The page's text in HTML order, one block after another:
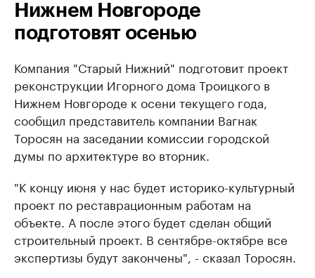
Нижнем Новгороде
подготовят осенью
Компания "Старый Нижний" подготовит проект
реконструкции Игорного дома Троицкого в
Нижнем Новгороде к осени текущего года,
сообщил представитель компании Вагнак
Торосян на заседании комиссии городской
думы по архитектуре во вторник.
"К концу июня у нас будет историко-культурный
проект по реставрационным работам на
объекте. А после этого будет сделан общий
строительный проект. В сентябре-октябре все
экспертизы будут закончены", - сказал Торосян.